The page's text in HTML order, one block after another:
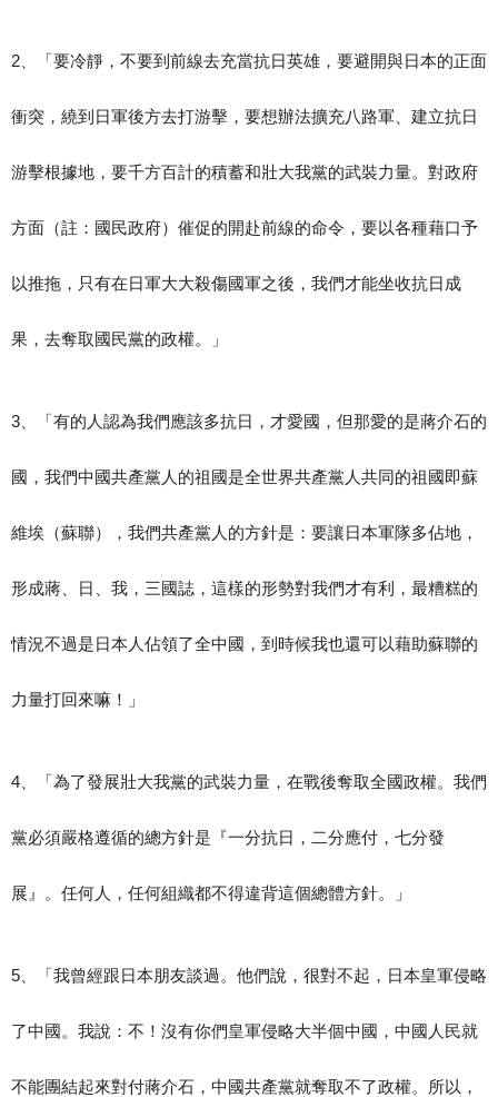
2、「要冷靜，不要到前線去充當抗日英雄，要避開與日本的正面
衝突，繞到日軍後方去打游擊，要想辦法擴充八路軍、建立抗日
游擊根據地，要千方百計的積蓄和壯大我黨的武裝力量。對政府
方面（註：國民政府）催促的開赴前線的命令，要以各種藉口予
以推拖，只有在日軍大大殺傷國軍之後，我們才能坐收抗日成
果，去奪取國民黨的政權。」
3、「有的人認為我們應該多抗日，才愛國，但那愛的是蔣介石的
國，我們中國共產黨人的祖國是全世界共產黨人共同的祖國即蘇
維埃（蘇聯），我們共產黨人的方針是：要讓日本軍隊多佔地，
形成蔣、日、我，三國誌，這樣的形勢對我們才有利，最糟糕的
情況不過是日本人佔領了全中國，到時候我也還可以藉助蘇聯的
力量打回來嘛！」
4、「為了發展壯大我黨的武裝力量，在戰後奪取全國政權。我們
黨必須嚴格遵循的總方針是『一分抗日，二分應付，七分發
展』。任何人，任何組織都不得違背這個總體方針。」
5、「我曾經跟日本朋友談過。他們說，很對不起，日本皇軍侵略
了中國。我說：不！沒有你們皇軍侵略大半個中國，中國人民就
不能團結起來對付蔣介石，中國共產黨就奪取不了政權。所以，